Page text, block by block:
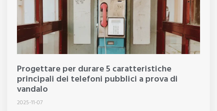
Progettare per durare 5 caratteristiche
principali dei telefoni pubblici a prova di
vandalo
2025-11-07